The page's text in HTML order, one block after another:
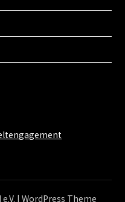
| WordPress Theme